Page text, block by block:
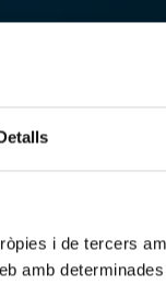
i de tercers
amb